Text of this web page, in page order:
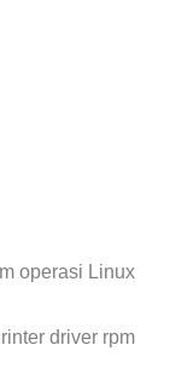
operasi Linux
driver rpm